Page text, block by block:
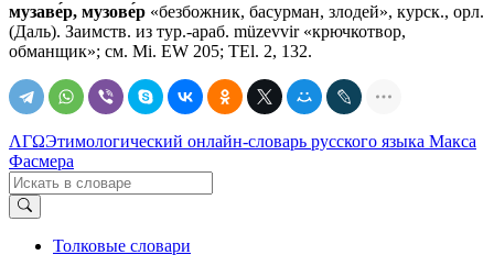
музаве́р, музове́р «безбожник, басурман, злодей», курск., орл.
(Даль). Заимств. из тур.-араб. müzevvir «крючкотвор,
обманщик»; см. Мi. ЕW 205; ТЕl. 2, 132.
ΛΓΩЭтимологический онлайн-словарь русского языка Макса
Фасмера
Толковые словари